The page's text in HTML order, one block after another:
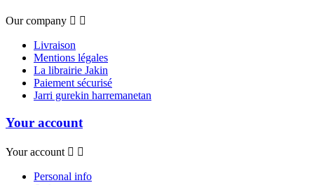
Our company  
Livraison
Mentions légales
La librairie Jakin
Paiement sécurisé
Jarri gurekin harremanetan
Your account
Your account  
Personal info